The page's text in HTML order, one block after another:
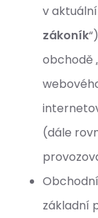
v
zákoník
obchodě
(dále
základní